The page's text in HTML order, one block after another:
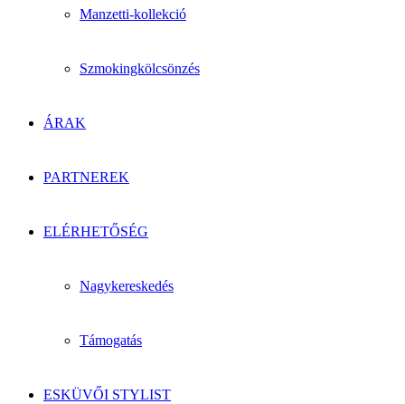
Manzetti-kollekció
Szmokingkölcsönzés
ÁRAK
PARTNEREK
ELÉRHETŐSÉG
Nagykereskedés
Támogatás
ESKÜVŐI STYLIST